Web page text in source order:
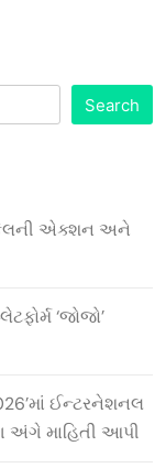
Search
એક્શન અને
‘જોજો’
ઈન્ટરનેશનલ
અંગે માહિતી આપી